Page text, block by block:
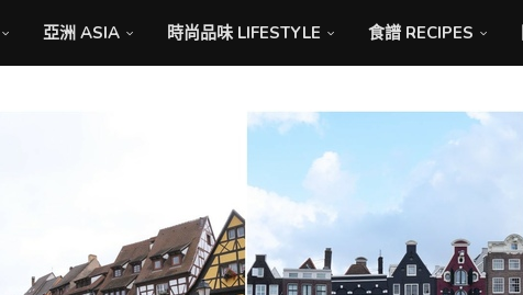
亞洲 ASIA 時尚品味 LIFESTYLE 食譜 RECIPES